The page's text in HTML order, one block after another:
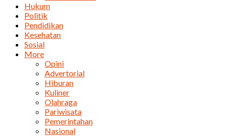
Hukum
Politik
Pendidikan
Kesehatan
Sosial
More
Opini
Advertorial
Hiburan
Kuliner
Olahraga
Pariwisata
Pemerintahan
Nasional